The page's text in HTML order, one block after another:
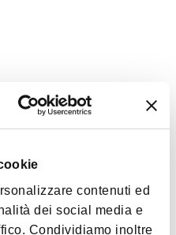
contenuti ed
dei social media e
Condividiamo inoltre
pomeriggio. maggiori